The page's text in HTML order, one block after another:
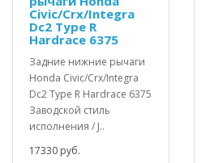
Civic/Crx/Integra
Dc2 Type R
Hardrace 6375
Задние нижние рычаги
Honda Civic/Crx/Integra
Dc2 Type R Hardrace 6375
Заводской стиль
исполнения / J..
17330 руб.